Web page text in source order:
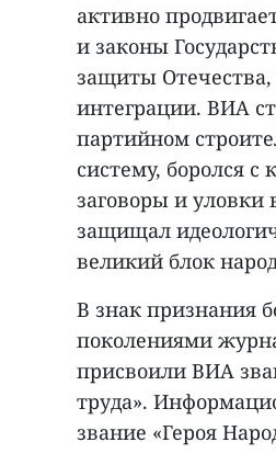
активно
и законы
защиты Отечества,
интеграции. ВИА
партийном
систему, боролся
заговоры и уловки
защищал
великий блок
В знак признания
поколениями
присвоили ВИА
труда».
звание «Героя